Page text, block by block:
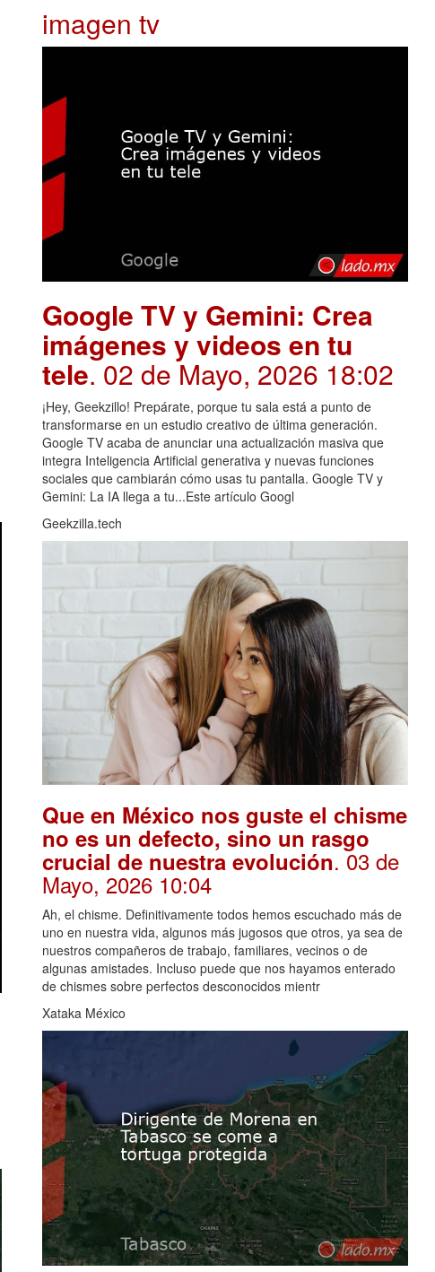
imagen tv
Google TV y Gemini: Crea
imágenes y videos en tu
tele. 02 de Mayo, 2026 18:02
¡Hey, Geekzillo! Prepárate, porque tu sala está a punto de
transformarse en un estudio creativo de última generación.
Google TV acaba de anunciar una actualización masiva que
integra Inteligencia Artificial generativa y nuevas funciones
sociales que cambiarán cómo usas tu pantalla. Google TV y
Gemini: La IA llega a tu...Este artículo Googl
Geekzilla.tech
Que en México nos guste el chisme
no es un defecto, sino un rasgo
crucial de nuestra evolución. 03 de
Mayo, 2026 10:04
Ah, el chisme. Definitivamente todos hemos escuchado más de
uno en nuestra vida, algunos más jugosos que otros, ya sea de
nuestros compañeros de trabajo, familiares, vecinos o de
algunas amistades. Incluso puede que nos hayamos enterado
de chismes sobre perfectos desconocidos mientr
Xataka México